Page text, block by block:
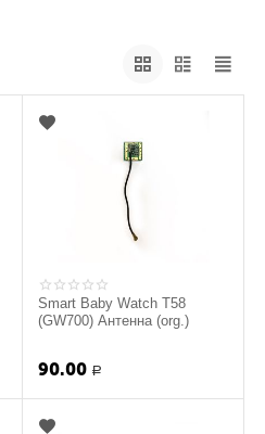
Smart Baby Watch T58
(GW700) Антенна (org.)
90.00 Р